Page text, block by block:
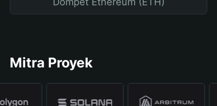
Mitra Proyek